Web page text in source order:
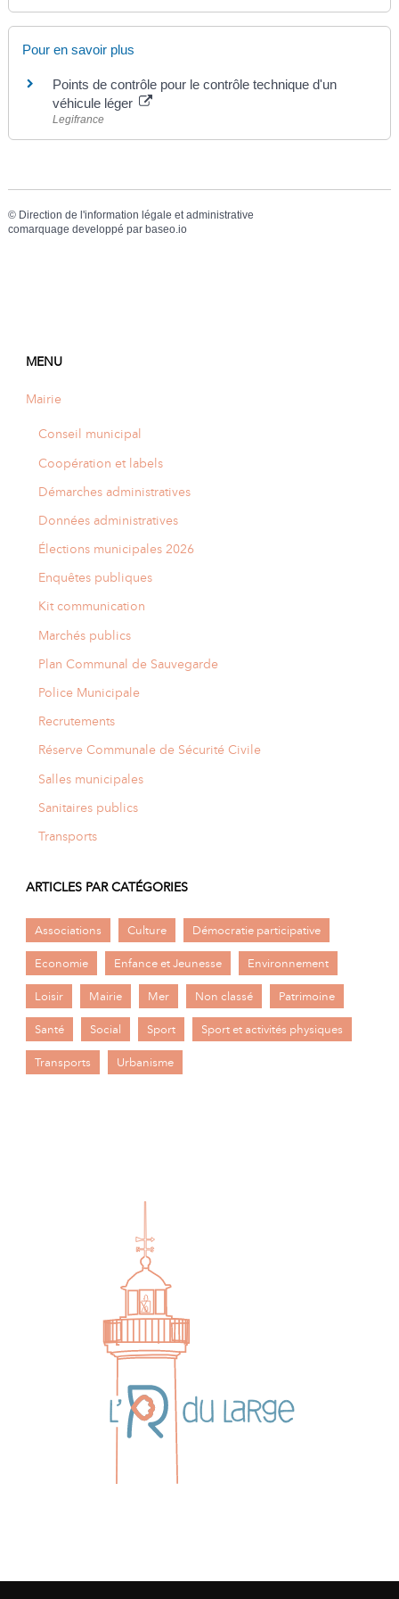
Pour en savoir plus
Points de contrôle pour le contrôle technique d'un
véhicule léger
Legifrance
© Direction de l'information légale et administrative
comarquage developpé par baseo.io
MENU
Mairie
Conseil municipal
Coopération et labels
Démarches administratives
Données administratives
Élections municipales 2026
Enquêtes publiques
Kit communication
Marchés publics
Plan Communal de Sauvegarde
Police Municipale
Recrutements
Réserve Communale de Sécurité Civile
Salles municipales
Sanitaires publics
Transports
ARTICLES PAR CATÉGORIES
Associations Culture Démocratie participative
Economie Enfance et Jeunesse Environnement
Loisir Mairie Mer Non classé Patrimoine
Santé Social Sport Sport et activités physiques
Transports Urbanisme